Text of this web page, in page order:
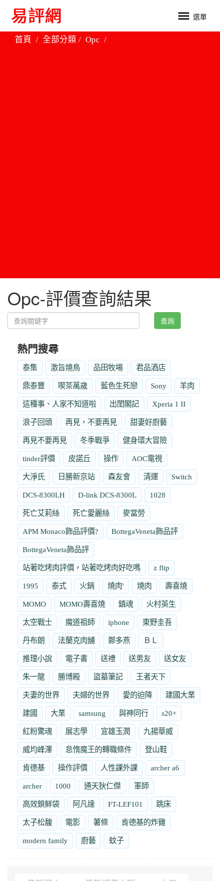
選單
首頁 全部分類 Opc
Opc-評價查詢結果
查詢
熱門搜尋
泰集 激旨燒鳥 品田牧場 君品酒店
鼎泰豐 喫茶萬歲 藍色生死戀 Sony 羊肉
這種事、人家不知道啦 出閨閣記 Xperia 1 II
浪子回頭 再見，不要再見 甜妻好廚藝
再見不要再見 冬季戰爭 健身環大冒險
tinder評價 皮諾丘 操作 AOC電視
大淨氏 日勝新京站 森友會 清運 Switch
DCS-8300LH D-link DCS-8300L 1028
死亡艾莉絲 死亡愛麗絲 麥當勞
APM Monaco飾品評價? BottegaVeneta飾品評
BottegaVeneta飾品評
站著吃烤肉評價，站著吃烤肉好吃嗎 z flip
1995 泰式 火鍋 燒肉' 燒肉 壽喜燒
MOMO MOMO壽喜燒 鎮魂 火村英生
太空戰士 魔道祖師 iphone 東野圭吾
丹布朗 法蘭克肉舖 鄭多燕 ＢＬ
推理小說 電子書 送禮 送男友 送女友
朱一龍 勝博殿 盜墓筆記 王者天下
夫妻的世界 夫婦的世界 愛的迫降 建國大業
建國 大業 samsung 與神同行 s20+
紅粉驚魂 展志學 宜雄玉潤 九揚華威
威均峰澤 怠惰魔王的轉職條件 登山鞋
肯德基 操作評價 人性課外課 archer a6
archer 1000 通天狄仁傑 軍師
高效鎖鮮袋 阿凡達 FT-LEF101 跳床
太子松馥 電影 薯條 肯德基的炸雞
modern family 廚藝 蚊子